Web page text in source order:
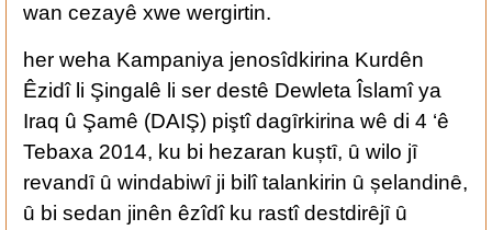
wan cezayê xwe wergirtin.
her weha Kampaniya jenosîdkirina Kurdên
Êzidî li Şingalê li ser destê Dewleta Îslamî ya
Iraq û Şamê (DAIŞ) piştî dagȋrkirina wê di 4 ‘ê
Tebaxa 2014, ku bi hezaran kuștȋ, ȗ wilo jȋ
revandȋ ȗ windabiwȋ ji bilî talankirin ȗ șelandinȇ,
ȗ bi sedan jinên êzîdî ku rastî destdirȇjȋ ȗ